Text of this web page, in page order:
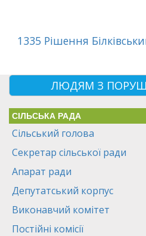
1335 Рішення
ЛЮДЯМ З
СІЛЬСЬКА РАДА
Сільський голова
Секретар сільської ради
Апарат ради
Депутатський корпус
Виконавчий комітет
Постійні комісії